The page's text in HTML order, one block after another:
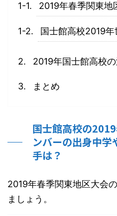
2019年春季関東地
国士館高校2019
2019年国士館高校
まとめ
国士館高校の
ンバーの出身中学
手は？
2019年春季関東地区大会
ましょう。